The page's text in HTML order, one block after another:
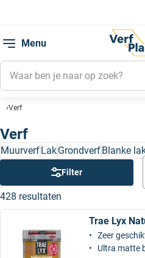
Menu
Verf
MuurverfLakGrondverfBlanke
Verf
Filter
428 resultaten
Trae Lyx
Zeer
Ultra matte